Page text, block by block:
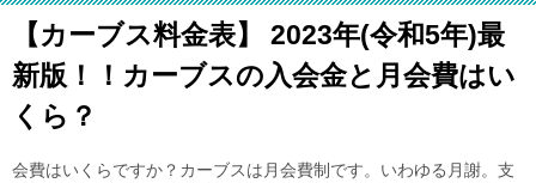
【カーブス料金表】 2023年(令和5年)最
新版！！カーブスの入会金と月会費はい
くら？
会費はいくらですか？カーブスは月会費制です。いわゆる月謝。支